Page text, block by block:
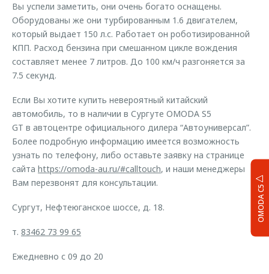
OMODA C5
Вы успели заметить, они очень богато оснащены.
Оборудованы же они турбированным 1.6 двигателем,
который выдает 150 л.с. Работает он роботизированной
КПП. Расход бензина при смешанном цикле вождения
составляет менее 7 литров. До 100 км/ч разгоняется за
7.5 секунд.
Если Вы хотите купить невероятный китайский
автомобиль, то в наличии в Сургуте OMODA S5
GT в автоцентре официального дилера “Автоуниверсал”.
Более подробную информацию имеется возможность
узнать по телефону, либо оставьте заявку на странице
сайта https://omoda-au.ru/#calltouch, и наши менеджеры
Вам перезвонят для консультации.
Сургут, Нефтеюганское шоссе, д. 18.
т. 83462 73 99 65
Ежедневно с 09 до 20